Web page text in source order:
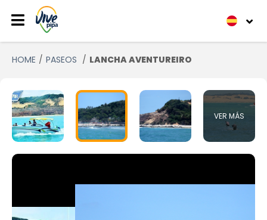
HOME PASEOS LANCHA AVENTUREIRO
VER MÁS